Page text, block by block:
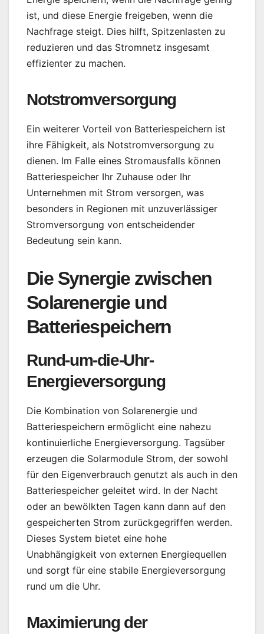
ist, und diese Energie freigeben, wenn die
Nachfrage steigt. Dies hilft, Spitzenlasten zu
reduzieren und das Stromnetz insgesamt
effizienter zu machen.
Notstromversorgung
Ein weiterer Vorteil von Batteriespeichern ist
ihre Fähigkeit, als Notstromversorgung zu
dienen. Im Falle eines Stromausfalls können
Batteriespeicher Ihr Zuhause oder Ihr
Unternehmen mit Strom versorgen, was
besonders in Regionen mit unzuverlässiger
Stromversorgung von entscheidender
Bedeutung sein kann.
Die Synergie zwischen
Solarenergie und
Batteriespeichern
Rund-um-die-Uhr-
Energieversorgung
Die Kombination von Solarenergie und
Batteriespeichern ermöglicht eine nahezu
kontinuierliche Energieversorgung. Tagsüber
erzeugen die Solarmodule Strom, der sowohl
für den Eigenverbrauch genutzt als auch in den
Batteriespeicher geleitet wird. In der Nacht
oder an bewölkten Tagen kann dann auf den
gespeicherten Strom zurückgegriffen werden.
Dieses System bietet eine hohe
Unabhängigkeit von externen Energiequellen
und sorgt für eine stabile Energieversorgung
rund um die Uhr.
Maximierung der